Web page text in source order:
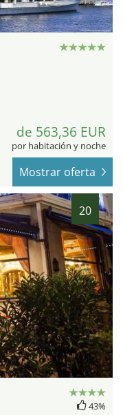
de 563,36 EUR
por habitación y noche
Mostrar oferta
20
43%